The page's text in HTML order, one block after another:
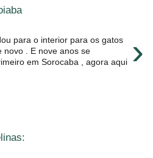
›
para o interior para os gatos
novo . E nove anos se
em Sorocaba , agora aqui